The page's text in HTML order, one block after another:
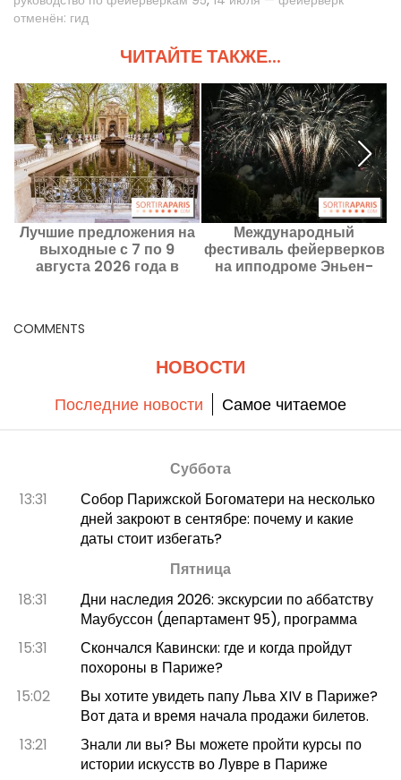
отменён: гид
ЧИТАЙТЕ ТАКЖЕ...
Лучшие предложения на
выходные с 7 по 9
августа 2026 года в
Международный
фестиваль фейерверков
на ипподроме Эньен-
COMMENTS
НОВОСТИ
Последние новости Самое читаемое
Суббота
13:31
Собор Парижской Богоматери на несколько
дней закроют в сентябре: почему и какие
даты стоит избегать?
Пятница
18:31
Дни наследия 2026: экскурсии по аббатству
Маубуссон (департамент 95), программа
15:31
Скончался Кавински: где и когда пройдут
похороны в Париже?
15:02
Вы хотите увидеть папу Льва XIV в Париже?
Вот дата и время начала продажи билетов.
13:21
Знали ли вы? Вы можете пройти курсы по
истории искусств во Лувре в Париже